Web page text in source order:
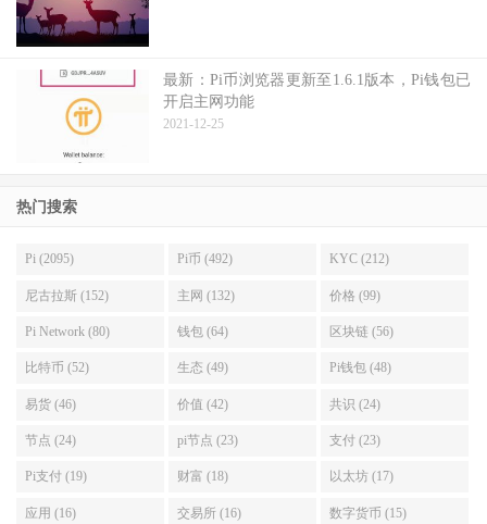
最新：Pi币浏览器更新至1.6.1版本，Pi钱包已
开启主网功能
2021-12-25
热门搜索
Pi (2095) Pi币 (492) KYC (212)
尼古拉斯 (152) 主网 (132) 价格 (99)
Pi Network (80) 钱包 (64) 区块链 (56)
比特币 (52) 生态 (49) Pi钱包 (48)
易货 (46) 价值 (42) 共识 (24)
节点 (24) pi节点 (23) 支付 (23)
Pi支付 (19) 财富 (18) 以太坊 (17)
应用 (16) 交易所 (16) 数字货币 (15)